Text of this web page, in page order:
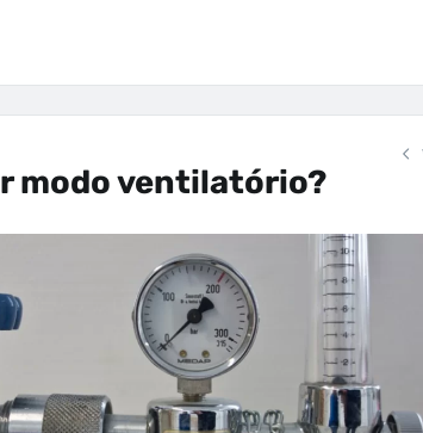
modo ventilatório?